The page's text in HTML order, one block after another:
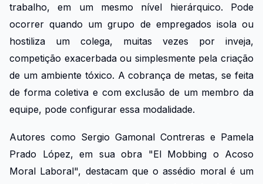
trabalho, em um mesmo nível hierárquico. Pode
ocorrer quando um grupo de empregados isola ou
hostiliza um colega, muitas vezes por inveja,
competição exacerbada ou simplesmente pela criação
de um ambiente tóxico. A cobrança de metas, se feita
de forma coletiva e com exclusão de um membro da
equipe, pode configurar essa modalidade.
Autores como Sergio Gamonal Contreras e Pamela
Prado López, em sua obra "El Mobbing o Acoso
Moral Laboral", destacam que o assédio moral é um